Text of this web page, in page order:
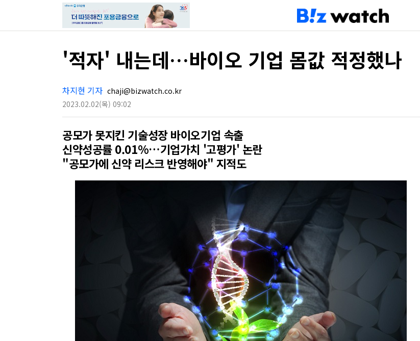
'적자' 내는데…바이오 기업 몸값 적정했나
차지현 기자 chaji@bizwatch.co.kr
2023.02.02(목) 09:02
공모가 못지킨 기술성장 바이오기업 속출
신약성공률 0.01%…기업가치 '고평가' 논란
"공모가에 신약 리스크 반영해야" 지적도